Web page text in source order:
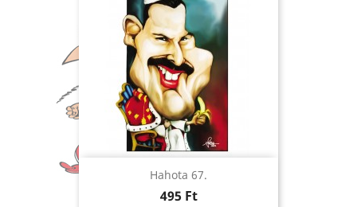
Hahota 67.
Ár
495 Ft